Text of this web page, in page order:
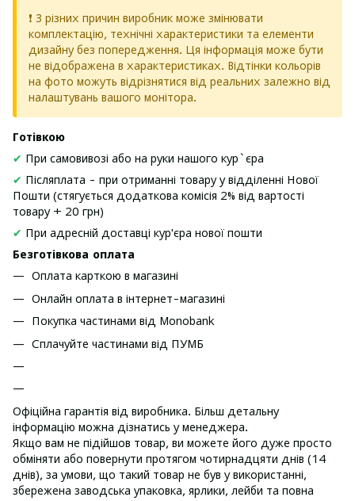
❗ З різних причин виробник може змінювати
комплектацію, технічні характеристики та елементи
дизайну без попередження. Ця інформація може бути
не відображена в характеристиках. Відтінки кольорів
на фото можуть відрізнятися від реальних залежно від
налаштувань вашого монітора.
Готівкою
✔ При самовивозі або на руки нашого кур`єра
✔ Післяплата - при отриманні товару у відділенні Нової
Пошти (стягується додаткова комісія 2% від вартості
товару + 20 грн)
✔ При адресній доставці кур'єра нової пошти
Безготівкова оплата
Оплата карткою в магазині
Онлайн оплата в інтернет-магазині
Покупка частинами від Monobank
Сплачуйте частинами від ПУМБ
Офіційна гарантія від виробника. Більш детальну
інформацію можна дізнатись у менеджера.
Якщо вам не підійшов товар, ви можете його дуже просто
обміняти або повернути протягом чотирнадцяти днів (14
днів), за умови, що такий товар не був у використанні,
збережена заводська упаковка, ярлики, лейби та повна